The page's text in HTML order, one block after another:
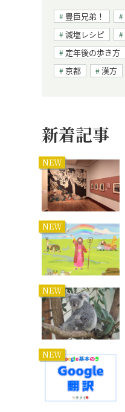
豊臣兄弟！
減塩レシピ
定年後の歩き方
京都
漢方
新着記事
NEW
NEW
NEW
NEW